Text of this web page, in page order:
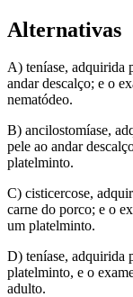
Alternativas
A) teníase, adquirida
andar descalço; e o
nematódeo.
B) ancilostomíase,
pele ao andar
platelminto.
C) cisticercose,
carne do porco; e o
um platelminto.
D) teníase, adquirida
platelminto, e o
adulto.